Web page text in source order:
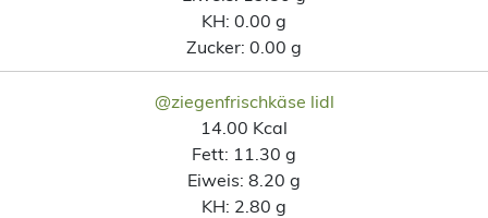
KH: 0.00 g
Zucker: 0.00 g
@ziegenfrischkäse lidl
14.00 Kcal
Fett: 11.30 g
Eiweis: 8.20 g
KH: 2.80 g